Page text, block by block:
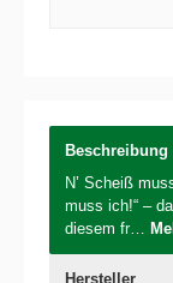
Beschreibung
N’ Scheiß
muss ich!“ –
diesem fr…
Hersteller